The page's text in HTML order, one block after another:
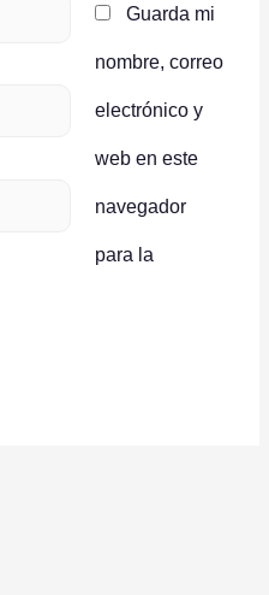
Guarda mi
nombre, correo
electrónico y
web en este
navegador
para la